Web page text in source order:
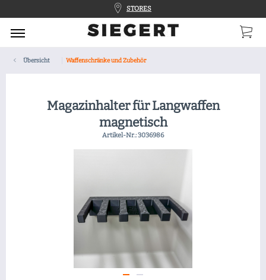
STORES
Übersicht Waffenschränke und Zubehör
Magazinhalter für Langwaffen
magnetisch
Artikel-Nr.:3036986